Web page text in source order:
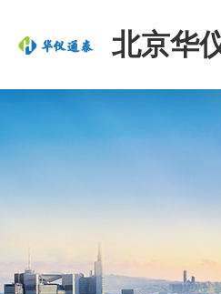
北京华
司